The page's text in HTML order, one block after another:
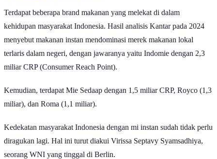
Terdapat beberapa brand makanan yang melekat di dalam
kehidupan masyarakat Indonesia. Hasil analisis Kantar pada 2024
menyebut makanan instan mendominasi merek makanan lokal
terlaris dalam negeri, dengan jawaranya yaitu Indomie dengan 2,3
miliar CRP (Consumer Reach Point).
Kemudian, terdapat Mie Sedaap dengan 1,5 miliar CRP, Royco (1,3
miliar), dan Roma (1,1 miliar).
Kedekatan masyarakat Indonesia dengan mi instan sudah tidak perlu
diragukan lagi. Hal ini turut diakui Virissa Septavy Syamsadhiya,
seorang WNI yang tinggal di Berlin.